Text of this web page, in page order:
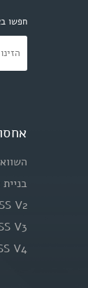
חפשו
V2
V3
V4